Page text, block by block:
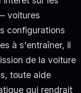
voitures
configurations
à s'entraîner, il
de la voiture
toute aide
qui rendrait